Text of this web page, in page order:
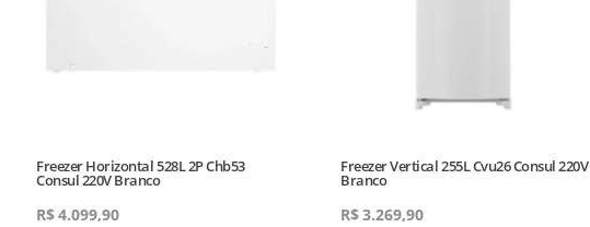
Freezer Horizontal 528L 2P Chb53
Consul 220V Branco
R$4.099,90
Freezer Vertical 255L Cvu26 Consul 220V
Branco
R$3.269,90